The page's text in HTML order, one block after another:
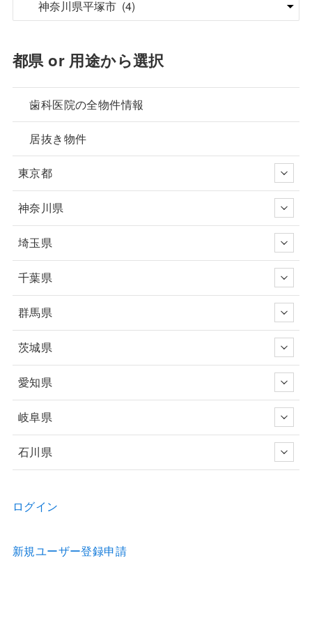
都県 or 用途から選択
歯科医院の全物件情報
居抜き物件
東京都
神奈川県
埼玉県
千葉県
群馬県
茨城県
愛知県
岐阜県
石川県
ログイン
新規ユーザー登録申請